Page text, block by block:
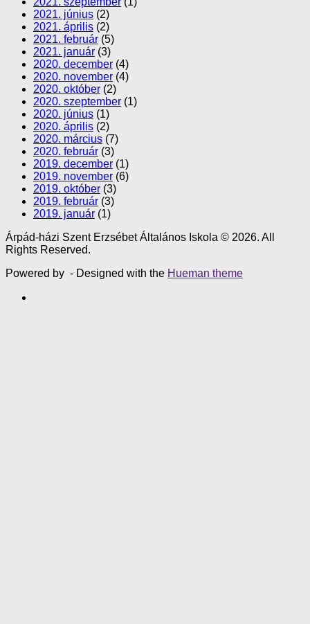
2021. június (2)
2021. április (2)
2021. február (5)
2021. január (3)
2020. december (4)
2020. november (4)
2020. október (2)
2020. szeptember (1)
2020. június (1)
2020. április (2)
2020. március (7)
2020. február (3)
2019. december (1)
2019. november (6)
2019. október (3)
2019. február (3)
2019. január (1)
Árpád-házi Szent Erzsébet Általános Iskola © 2026. All
Rights Reserved.
Powered by - Designed with the Hueman theme